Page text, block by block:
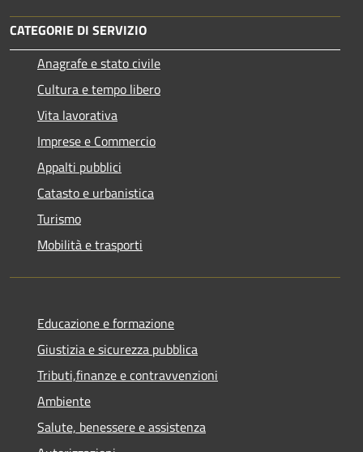
CATEGORIE DI SERVIZIO
Anagrafe e stato civile
Cultura e tempo libero
Vita lavorativa
Imprese e Commercio
Appalti pubblici
Catasto e urbanistica
Turismo
Mobilità e trasporti
Educazione e formazione
Giustizia e sicurezza pubblica
Tributi,finanze e contravvenzioni
Ambiente
Salute, benessere e assistenza